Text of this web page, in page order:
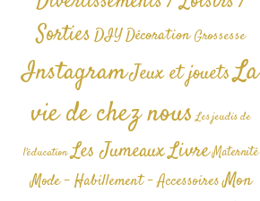
SortiesDIYDécoration Grossesse
InstagramJeux et jouetsLa
vie de chez nous Les jeudis de
l'éducation Les JumeauxLivre Maternité
Mode - Habillement - AccessoiresMon